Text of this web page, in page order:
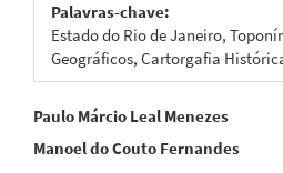
Palavras-chave:
Estado do Rio de Janeiro,
Geográficos, Cartorgafia
Conteúdo
do
Paulo Márcio Leal Menezes
Manoel do Couto Fernandes